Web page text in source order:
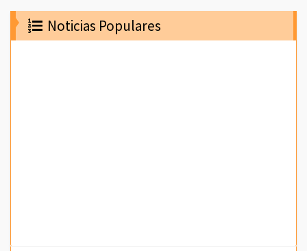
Noticias Populares